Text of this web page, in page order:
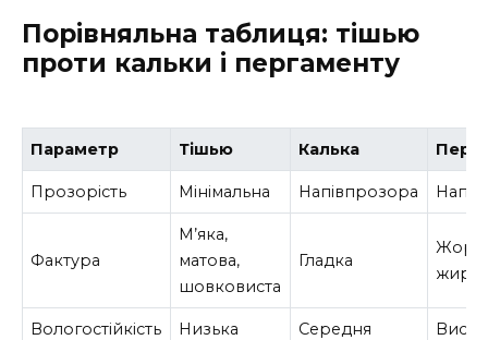
Порівняльна таблиця: тішью
проти кальки і пергаменту
Параметр Тішью Калька
Прозорість Мінімальна Напівпрозора
Фактура
М’яка,
матова,
шовковиста
Гладка
Вологостійкість Низька Середня